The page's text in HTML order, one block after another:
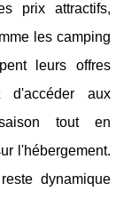
prix attractifs,
les camping
leurs offres
d'accéder aux
tout en
l'hébergement.
dynamique